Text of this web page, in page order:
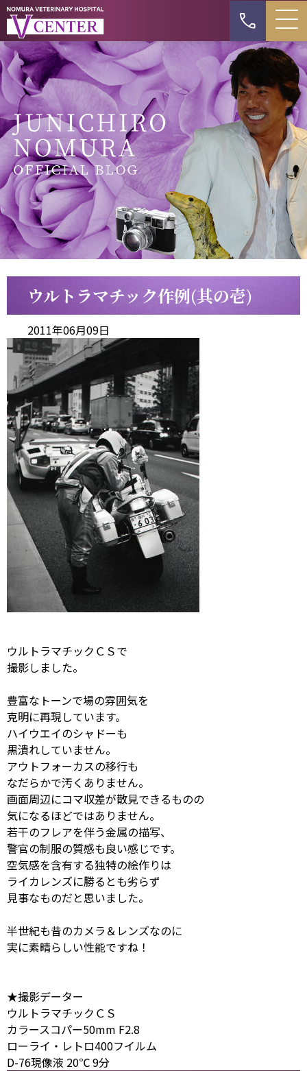
ウルトラマチック作例(其の壱)
2011年06月09日
ウルトラマチックＣＳで
撮影しました。
豊富なトーンで場の雰囲気を
克明に再現しています。
ハイウエイのシャドーも
黒潰れしていません。
アウトフォーカスの移行も
なだらかで汚くありません。
画面周辺にコマ収差が散見できるものの
気になるほどではありません。
若干のフレアを伴う金属の描写、
警官の制服の質感も良い感じです。
空気感を含有する独特の絵作りは
ライカレンズに勝るとも劣らず
見事なものだと思いました。
半世紀も昔のカメラ＆レンズなのに
実に素晴らしい性能ですね！
★撮影データー
ウルトラマチックＣＳ
カラースコパー50mm F2.8
ローライ・レトロ400フイルム
D-76現像液 20℃ 9分